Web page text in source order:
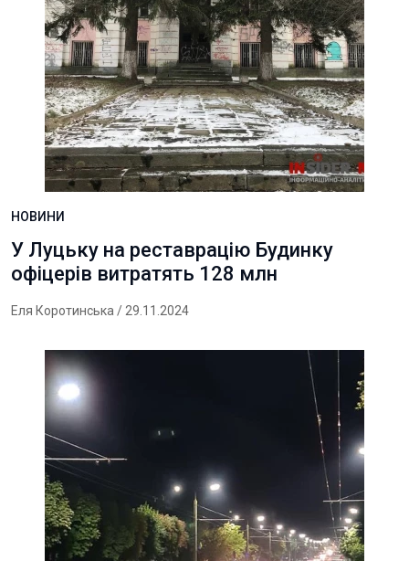
НОВИНИ
У Луцьку на реставрацію Будинку
офіцерів витратять 128 млн
Еля Коротинська / 29.11.2024